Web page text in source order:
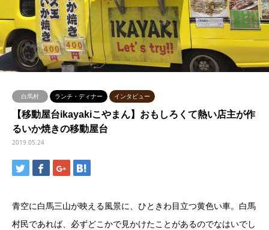
白馬村 ランチ・ディナー インタビュー
【移動屋台ikayakiこやまん】おもしろくて熱い店主が作
るいか焼きの移動屋台
2019.05.24
青空に白馬三山が映える風景に、ひときわ目立つ黄色い車。白馬
村民であれば、必ずどこかで見かけたことがあるのでなはいでし